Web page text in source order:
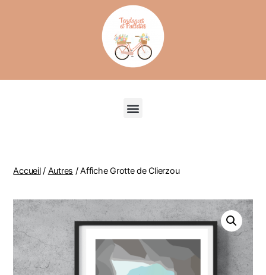
Accueil/ Autres / Affiche Grotte de Clierzou